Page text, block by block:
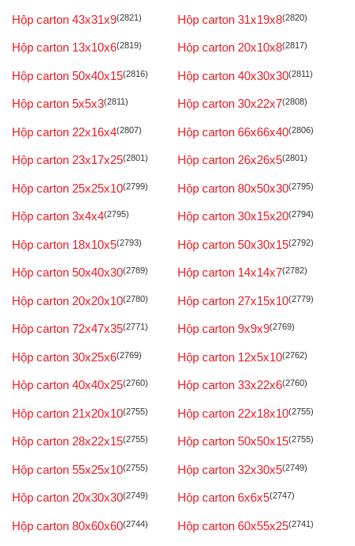
Hộp carton 43x31x9(2821) Hộp carton 31x19x8(2820)
Hộp carton 13x10x6(2819) Hộp carton 20x10x8(2817)
Hộp carton 50x40x15(2816) Hộp carton 40x30x30(2811)
Hộp carton 5x5x3(2811) Hộp carton 30x22x7(2808)
Hộp carton 22x16x4(2807) Hộp carton 66x66x40(2806)
Hộp carton 23x17x25(2801) Hộp carton 26x26x5(2801)
Hộp carton 25x25x10(2799) Hộp carton 80x50x30(2795)
Hộp carton 3x4x4(2795) Hộp carton 30x15x20(2794)
Hộp carton 18x10x5(2793) Hộp carton 50x30x15(2792)
Hộp carton 50x40x30(2789) Hộp carton 14x14x7(2782)
Hộp carton 20x20x10(2780) Hộp carton 27x15x10(2779)
Hộp carton 72x47x35(2771) Hộp carton 9x9x9(2769)
Hộp carton 30x25x6(2769) Hộp carton 12x5x10(2762)
Hộp carton 40x40x25(2760) Hộp carton 33x22x6(2760)
Hộp carton 21x20x10(2755) Hộp carton 22x18x10(2755)
Hộp carton 28x22x15(2755) Hộp carton 50x50x15(2755)
Hộp carton 55x25x10(2755) Hộp carton 32x30x5(2749)
Hộp carton 20x30x30(2749) Hộp carton 6x6x5(2747)
Hộp carton 80x60x60(2744) Hộp carton 60x55x25(2741)